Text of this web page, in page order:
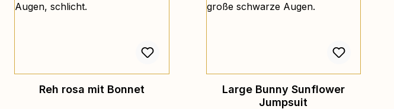
Reh rosa mit Bonnet
Large Bunny Sunflower
Jumpsuit